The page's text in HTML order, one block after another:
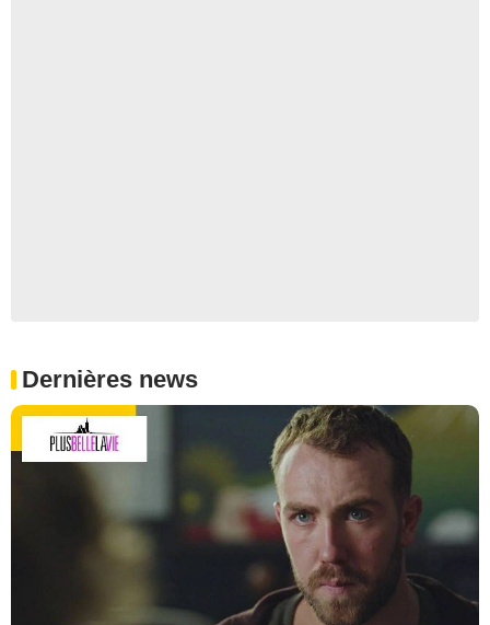
Dernières news